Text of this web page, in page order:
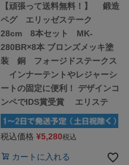
【頑張って送料無料！】 鍛造
ペグ エリッゼステーク
28cm 8本セット MK-
280BR×8本 ブロンズメッキ塗
装 銅 フォージドステークス
インナーテントやレジャーシ
ートの固定に便利！ デザインコ
ンペでIDS賞受賞 エリステ
税込価格 ¥5,280税込
カートに入れる